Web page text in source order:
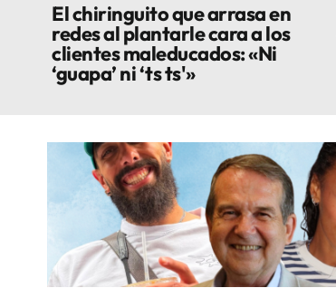
El chiringuito que arrasa en
redes al plantarle cara a los
clientes maleducados: «Ni
‘guapa’ ni ‘ts ts'»